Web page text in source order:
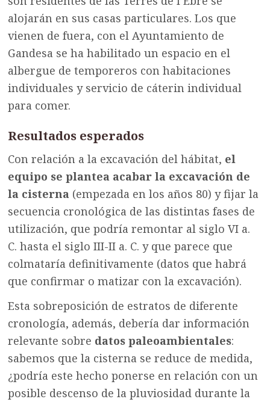
alojarán en sus casas particulares. Los que
vienen de fuera, con el Ayuntamiento de
Gandesa se ha habilitado un espacio en el
albergue de temporeros con habitaciones
individuales y servicio de cáterin individual
para comer.
Resultados esperados
Con relación a la excavación del hábitat, el
equipo se plantea acabar la excavación de
la cisterna (empezada en los años 80) y fijar la
secuencia cronológica de las distintas fases de
utilización, que podría remontar al siglo VI a.
C. hasta el siglo III-II a. C. y que parece que
colmataría definitivamente (datos que habrá
que confirmar o matizar con la excavación).
Esta sobreposición de estratos de diferente
cronología, además, debería dar información
relevante sobre datos paleoambientales:
sabemos que la cisterna se reduce de medida,
¿podría este hecho ponerse en relación con un
posible descenso de la pluviosidad durante la